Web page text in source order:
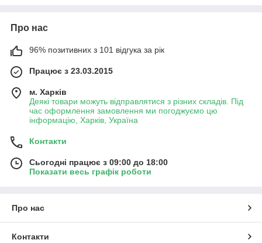
Про нас
96% позитивних з 101 відгука за рік
Працює з 23.03.2015
м. Харків
Деякі товари можуть відправлятися з різних складів. Під
час оформлення замовлення ми погоджуємо цю
інформацію, Харків, Україна
Контакти
Сьогодні працює з 09:00 до 18:00
Показати весь графік роботи
Про нас
Контакти